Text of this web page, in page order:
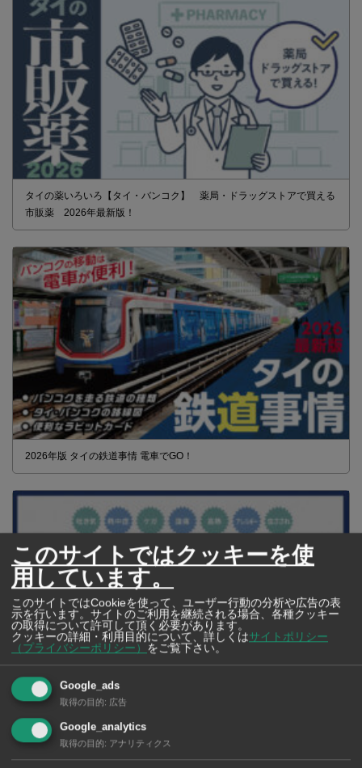
タイの薬いろいろ【タイ・バンコク】 薬局・ドラッグストアで買える
市販薬 2026年最新版！
2026年版 タイの鉄道事情 電車でGO！
【タイ・バンコク】 マルシェトンロー内の「TOPS」で買える薬
2026年版
このサイトではクッキーを使
用しています。
このサイトではCookieを使って、ユーザー行動の分析や広告の表
示を行います。サイトのご利用を継続される場合、各種クッキー
の取得について許可して頂く必要があります。
クッキーの詳細・利用目的について、詳しくはサイトポリシー
（プライバシーポリシー）
をご覧下さい。
Google_ads
取得の目的: 広告
Google_analytics
取得の目的: アナリティクス